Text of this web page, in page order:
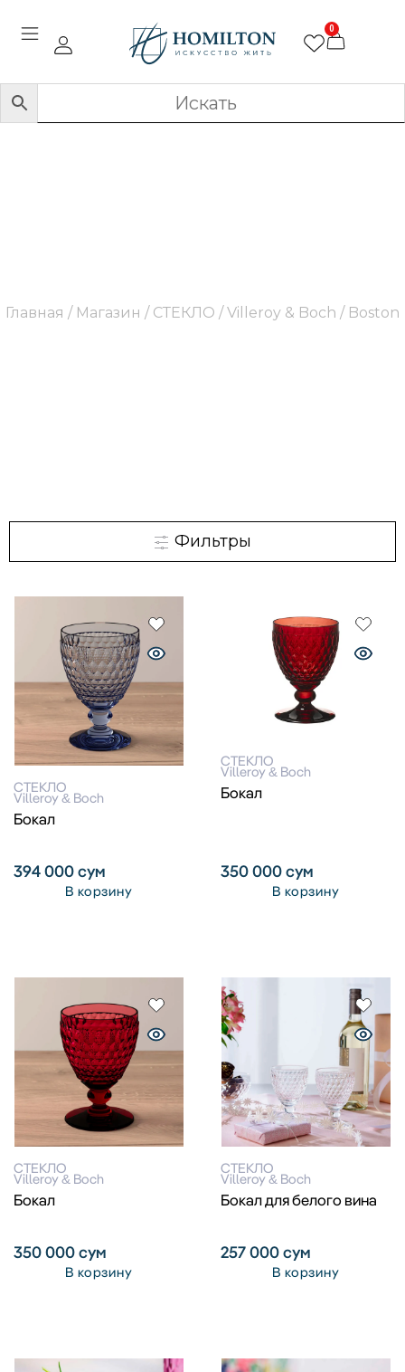
0
Главная / Магазин / СТЕКЛО /Villeroy & Boch / Boston
Фильтры
СТЕКЛО
Villeroy & Boch
Бокал
394 000сум
В корзину
СТЕКЛО
Villeroy & Boch
Бокал
350 000сум
В корзину
СТЕКЛО
Villeroy & Boch
Бокал
350 000сум
В корзину
СТЕКЛО
Villeroy & Boch
Бокал для белого вина
257 000сум
В корзину